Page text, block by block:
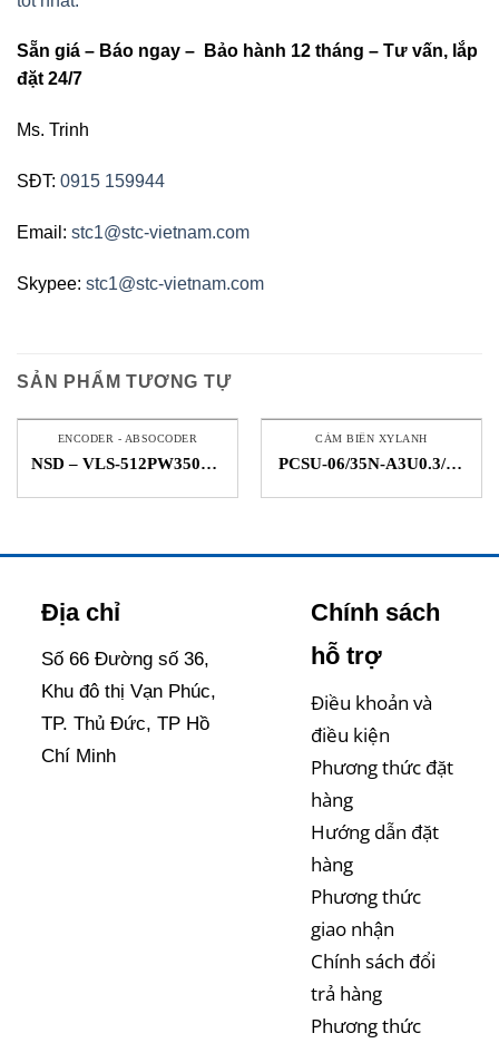
Sẵn giá – Báo ngay – Bảo hành 12 tháng – Tư vấn, lắp
đặt 24/7
Ms. Trinh
SĐT: 0915 159944
Email: stc1@stc-vietnam.com
Skypee: stc1@stc-vietnam.com
SẢN PHẨM TƯƠNG TỰ
ENCODER - ABSOCODER
NSD – VLS-512PW350B –
CẢM BIẾN XYLANH
PCSU-06/35N-A3U0.3/P8
Địa chỉ
Số 66 Đường số 36,
Khu đô thị Vạn Phúc,
TP. Thủ Đức, TP Hồ
Chí Minh
Chính sách
hỗ trợ
Điều khoản và
điều kiện
Phương thức đặt
hàng
Hướng dẫn đặt
hàng
Phương thức
giao nhận
Chính sách đổi
trả hàng
Phương thức